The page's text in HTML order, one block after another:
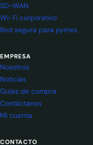
SD-WAN
Wi-Fi corporativo
Red segura para pymes
EMPRESA
Nosotros
Noticias
Guías de compra
Contáctanos
Mi cuenta
CONTACTO